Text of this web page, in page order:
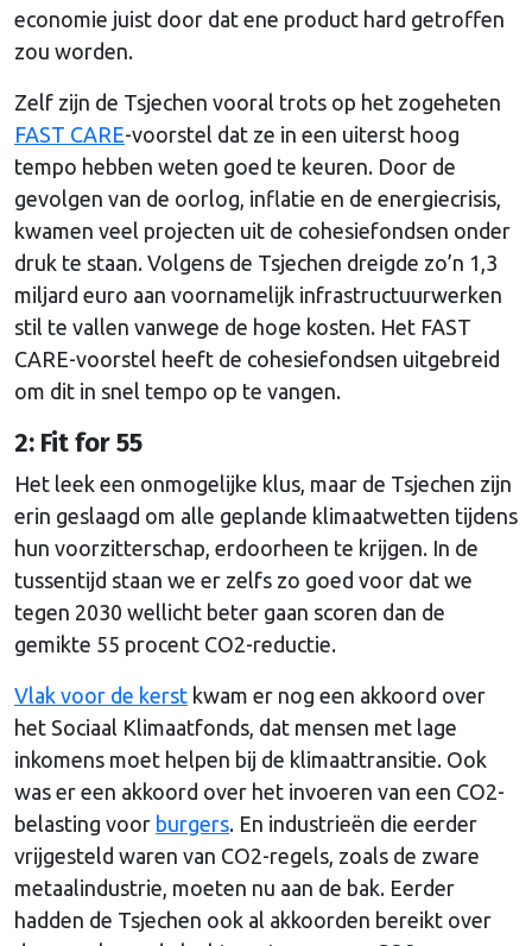
economie juist door dat ene product hard getroffen
zou worden.
Zelf zijn de Tsjechen vooral trots op het zogeheten
FAST CARE-voorstel dat ze in een uiterst hoog
tempo hebben weten goed te keuren. Door de
gevolgen van de oorlog, inflatie en de energiecrisis,
kwamen veel projecten uit de cohesiefondsen onder
druk te staan. Volgens de Tsjechen dreigde zo’n 1,3
miljard euro aan voornamelijk infrastructuurwerken
stil te vallen vanwege de hoge kosten. Het FAST
CARE-voorstel heeft de cohesiefondsen uitgebreid
om dit in snel tempo op te vangen.
2: Fit for 55
Het leek een onmogelijke klus, maar de Tsjechen zijn
erin geslaagd om alle geplande klimaatwetten tijdens
hun voorzitterschap, erdoorheen te krijgen. In de
tussentijd staan we er zelfs zo goed voor dat we
tegen 2030 wellicht beter gaan scoren dan de
gemikte 55 procent CO2-reductie.
Vlak voor de kerst kwam er nog een akkoord over
het Sociaal Klimaatfonds, dat mensen met lage
inkomens moet helpen bij de klimaattransitie. Ook
was er een akkoord over het invoeren van een CO2-
belasting voor burgers. En industrieën die eerder
vrijgesteld waren van CO2-regels, zoals de zware
metaalindustrie, moeten nu aan de bak. Eerder
hadden de Tsjechen ook al akkoorden bereikt over